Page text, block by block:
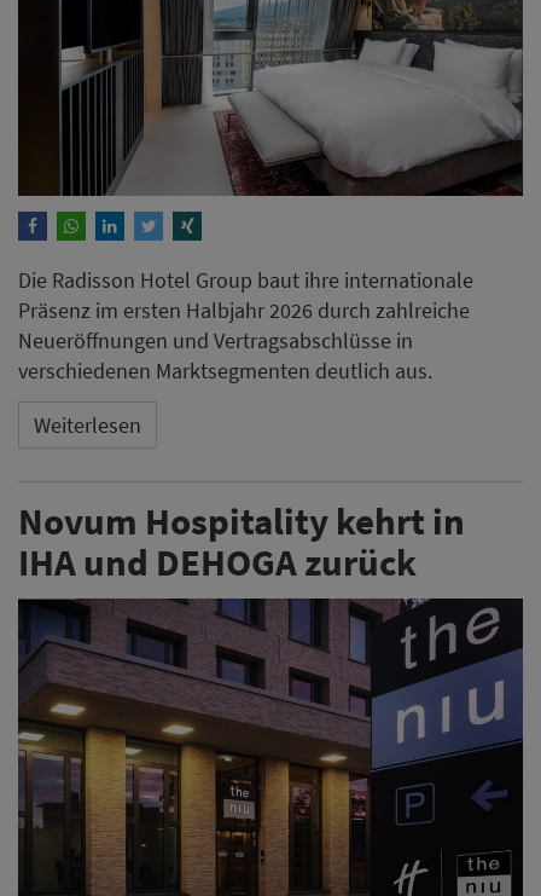
Die Radisson Hotel Group baut ihre internationale
Präsenz im ersten Halbjahr 2026 durch zahlreiche
Neueröffnungen und Vertragsabschlüsse in
verschiedenen Marktsegmenten deutlich aus.
Weiterlesen
Novum Hospitality kehrt in
IHA und DEHOGA zurück